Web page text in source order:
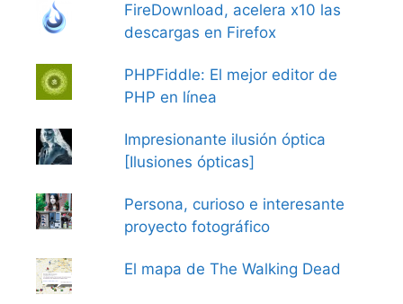
FireDownload, acelera x10 las
descargas en Firefox
PHPFiddle: El mejor editor de
PHP en línea
Impresionante ilusión óptica
[Ilusiones ópticas]
Persona, curioso e interesante
proyecto fotográfico
El mapa de The Walking Dead